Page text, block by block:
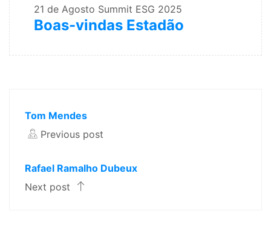
21 de Agosto Summit ESG 2025
Boas-vindas Estadão
Tom Mendes
Previous post
Rafael Ramalho Dubeux
Next post